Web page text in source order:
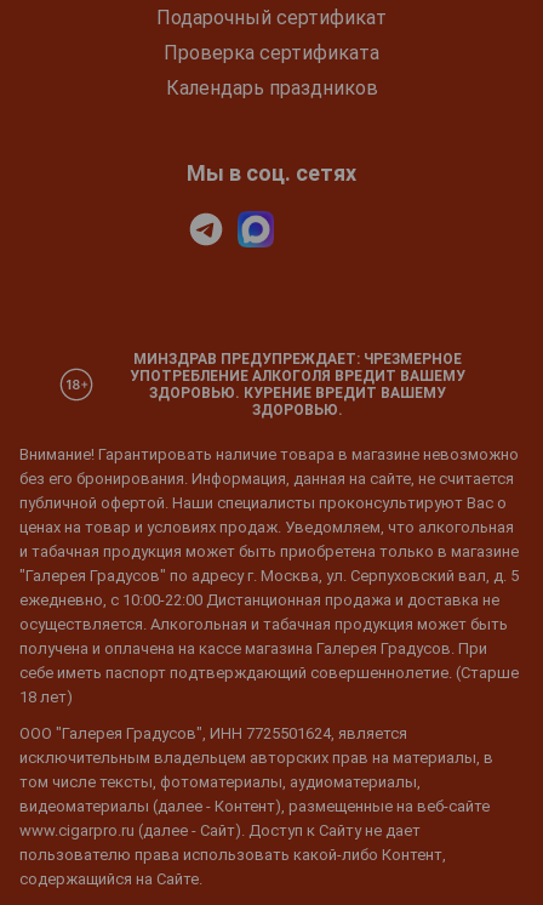
Подарочный сертификат
Проверка сертификата
Календарь праздников
Мы в соц. сетях
МИНЗДРАВ ПРЕДУПРЕЖДАЕТ: ЧРЕЗМЕРНОЕ
УПОТРЕБЛЕНИЕ АЛКОГОЛЯ ВРЕДИТ ВАШЕМУ
ЗДОРОВЬЮ. КУРЕНИЕ ВРЕДИТ ВАШЕМУ
ЗДОРОВЬЮ.
Внимание! Гарантировать наличие товара в магазине невозможно
без его бронирования. Информация, данная на сайте, не считается
публичной офертой. Наши специалисты проконсультируют Вас о
ценах на товар и условиях продаж. Уведомляем, что алкогольная
и табачная продукция может быть приобретена только в магазине
"Галерея Градусов" по адресу г. Москва, ул. Серпуховский вал, д. 5
ежедневно, с 10:00-22:00 Дистанционная продажа и доставка не
осуществляется. Алкогольная и табачная продукция может быть
получена и оплачена на кассе магазина Галерея Градусов. При
себе иметь паспорт подтверждающий совершеннолетие. (Старше
18 лет)
ООО "Галерея Градусов", ИНН 7725501624, является
исключительным владельцем авторских прав на материалы, в
том числе тексты, фотоматериалы, аудиоматериалы,
видеоматериалы (далее - Контент), размещенные на веб-сайте
www.cigarpro.ru (далее - Сайт). Доступ к Сайту не дает
пользователю права использовать какой-либо Контент,
содержащийся на Сайте.